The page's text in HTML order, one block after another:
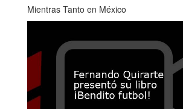
Mientras Tanto en México